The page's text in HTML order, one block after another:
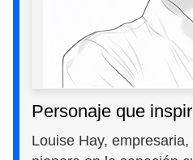
Personaje que
Louise Hay,